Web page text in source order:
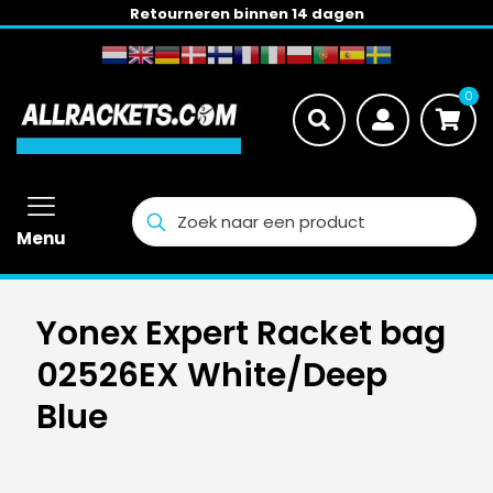
Retourneren binnen 14 dagen
0
Menu
Yonex Expert Racket bag
02526EX White/Deep
Blue